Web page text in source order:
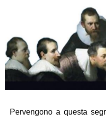
Pervengono a questa